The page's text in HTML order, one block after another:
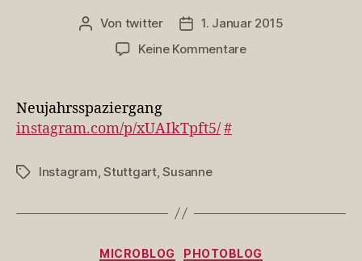
Beitragsautor
Von twitter Veröffentlichungsdatum
1. Januar 2015
Keine Kommentarezu
Neujahrsspaziergang
instagram.com/p/xUAIkTpft5/#
Schlagwörter
Instagram,Stuttgart,Susanne
Kategorien
MICROBLOG PHOTOBLOG